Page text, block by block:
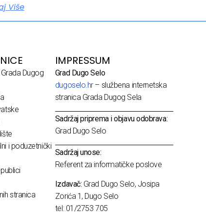
Više
Dugog
i poduzetnički
stranica
IMPRESSUM
Grad Dugo Selo
dugoselo.hr– službena internetska
stranica Grada Dugog Sela
Sadržaj priprema i objavu odobrava:
Grad Dugo Selo
Sadržaj unose:
Referent za informatičke poslove
Izdavač: Grad Dugo Selo, Josipa
Zorića 1, Dugo Selo
tel: 01/2753 705